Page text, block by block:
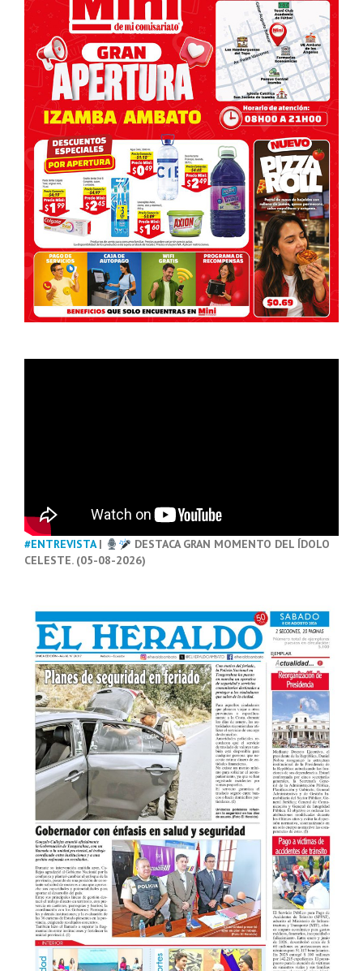
#ENTREVISTA|
DESTACA GRAN MOMENTO DEL ÍDOLO
CELESTE. (05-08-2026)